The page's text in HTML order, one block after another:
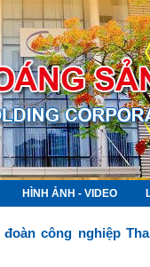
HÌNH ẢNH - VIDEO
công nghiệp